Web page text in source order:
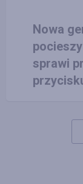
Nowa
sprawi